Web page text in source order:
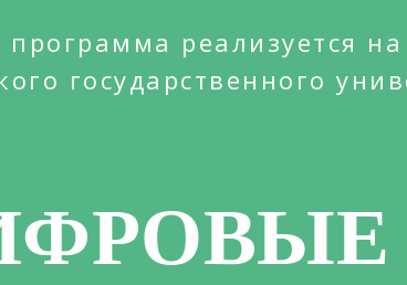
программа реализуется
государственного